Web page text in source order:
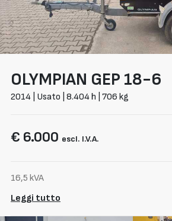
OLYMPIAN GEP 18-6
2014 | Usato | 8.404 h | 706 kg
€ 6.000 escl. I.V.A.
16,5 kVA
Leggi tutto